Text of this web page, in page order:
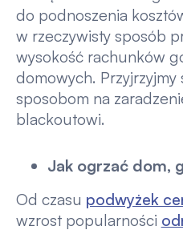
do podnoszenia
w rzeczywisty sposób
wysokość rachunków
domowych. Przyjrzyjmy
sposobom na
blackoutowi.
Jak ogrzać dom,
Od czasu podwyżek
wzrost popularności